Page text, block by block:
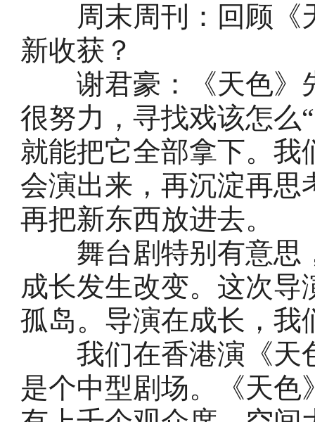
周末周刊：回顾《
新收获？
谢君豪：《天色》
很努力，寻找戏该怎么
就能把它全部拿下。我
会演出来，再沉淀再思
再把新东西放进去。
舞台剧特别有意思
成长发生改变。这次
孤岛。导演在成长，我
我们在香港演《天
是个中型剧场。《天